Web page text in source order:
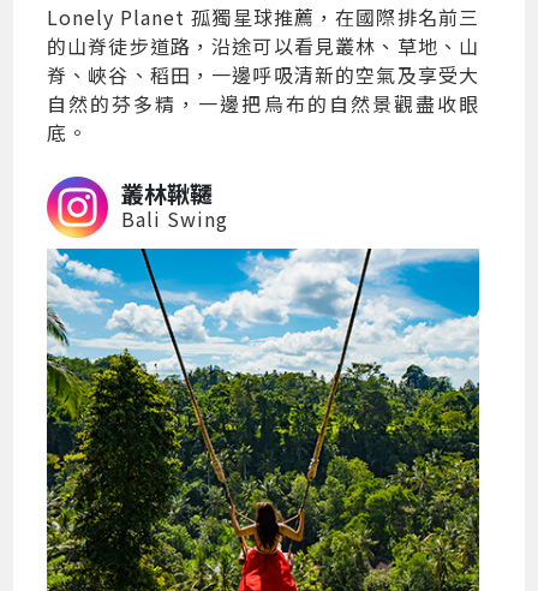
Lonely Planet 孤獨星球推薦，在國際排名前三
的山脊徒步道路，沿途可以看見叢林、草地、山
脊、峽谷、稻田，一邊呼吸清新的空氣及享受大
自然的芬多精，一邊把烏布的自然景觀盡收眼
底。
叢林鞦韆
Bali Swing